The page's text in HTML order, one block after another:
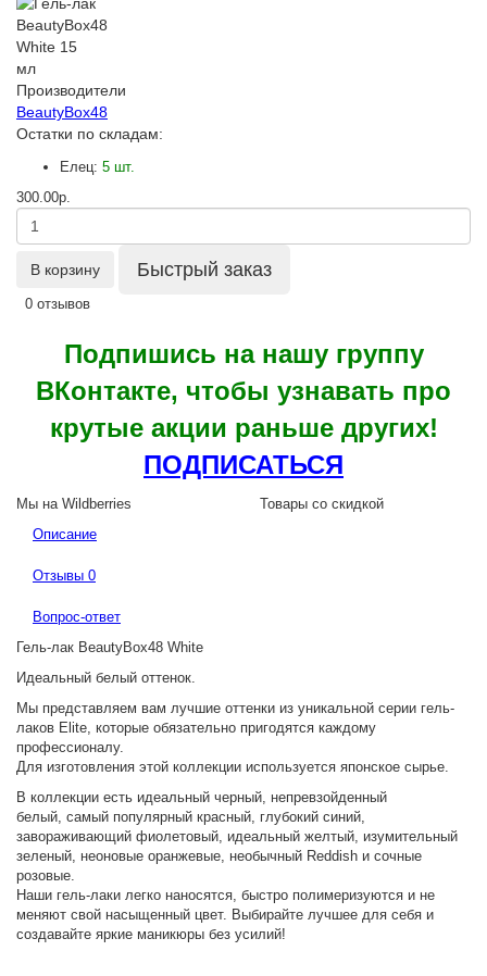
Производители
BeautyBox48
Остатки по складам:
Елец: 5 шт.
300.00р.
В корзину Быстрый заказ
0 отзывов
Подпишись на нашу группу
ВКонтакте, чтобы узнавать про
крутые акции раньше других!
ПОДПИСАТЬСЯ
Мы на Wildberries
Товары со скидкой
Описание
Отзывы 0
Вопрос-ответ
Гель-лак BeautyBox48 White
Идеальный белый оттенок.
Мы представляем вам лучшие оттенки из уникальной серии гель-
лаков Elite , которые обязательно пригодятся каждому
профессионалу.
Для изготовления этой коллекции используется японское сырье.
В коллекции есть идеальный черный, непревзойденный
белый, самый популярный красный, глубокий синий,
завораживающий фиолетовый, идеальный желтый, изумительный
зеленый, неоновые оранжевые, необычный Reddish и сочные
розовые.
Наши гель-лаки легко наносятся, быстро полимеризуются и не
меняют свой насыщенный цвет. Выбирайте лучшее для себя и
создавайте яркие маникюры без усилий!